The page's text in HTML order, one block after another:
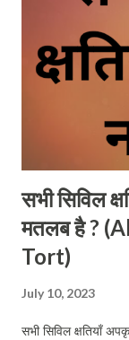
Ibi Remidium)
सभी सिविल
मतलब है ?
Tort)
July 10, 2023
सभी सिविल क्षतियाँ